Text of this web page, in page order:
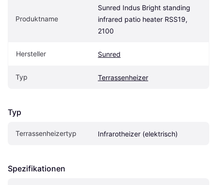
Produktname
Sunred Indus Bright standing
infrared patio heater RSS19,
2100
Hersteller Sunred
Typ Terrassenheizer
Typ
Terrassenheizertyp Infrarotheizer (elektrisch)
Spezifikationen